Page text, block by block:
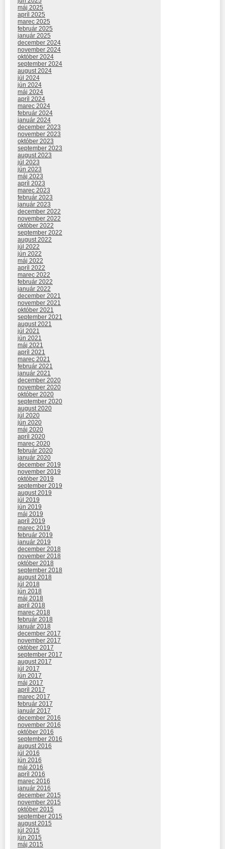
máj 2025
apríl 2025
marec 2025
február 2025
január 2025
december 2024
november 2024
október 2024
september 2024
august 2024
júl 2024
jún 2024
máj 2024
apríl 2024
marec 2024
február 2024
január 2024
december 2023
november 2023
október 2023
september 2023
august 2023
júl 2023
jún 2023
máj 2023
apríl 2023
marec 2023
február 2023
január 2023
december 2022
november 2022
október 2022
september 2022
august 2022
júl 2022
jún 2022
máj 2022
apríl 2022
marec 2022
február 2022
január 2022
december 2021
november 2021
október 2021
september 2021
august 2021
júl 2021
jún 2021
máj 2021
apríl 2021
marec 2021
február 2021
január 2021
december 2020
november 2020
október 2020
september 2020
august 2020
júl 2020
jún 2020
máj 2020
apríl 2020
marec 2020
február 2020
január 2020
december 2019
november 2019
október 2019
september 2019
august 2019
júl 2019
jún 2019
máj 2019
apríl 2019
marec 2019
február 2019
január 2019
december 2018
november 2018
október 2018
september 2018
august 2018
júl 2018
jún 2018
máj 2018
apríl 2018
marec 2018
február 2018
január 2018
december 2017
november 2017
október 2017
september 2017
august 2017
júl 2017
jún 2017
máj 2017
apríl 2017
marec 2017
február 2017
január 2017
december 2016
november 2016
október 2016
september 2016
august 2016
júl 2016
jún 2016
máj 2016
apríl 2016
marec 2016
január 2016
december 2015
november 2015
október 2015
september 2015
august 2015
júl 2015
jún 2015
máj 2015